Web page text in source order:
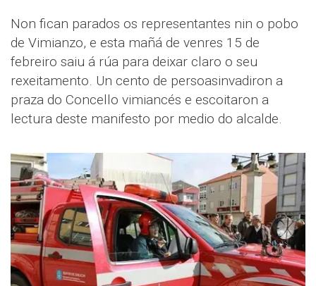
Non fican parados os representantes nin o pobo
de Vimianzo, e esta mañá de venres 15 de
febreiro saiu á rúa para deixar claro o seu
rexeitamento. Un cento de persoasinvadiron a
praza do Concello vimiancés e escoitaron a
lectura deste manifesto por medio do alcalde.